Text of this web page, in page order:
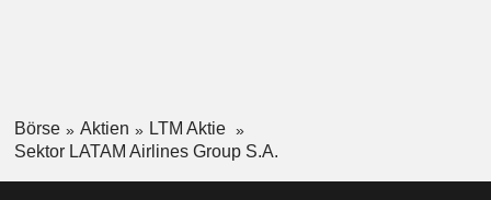
Börse Aktien
LTM Aktie
Sektor LATAM Airlines Group S.A.